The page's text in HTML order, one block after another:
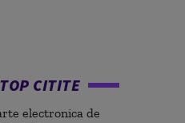
TOP CITITE